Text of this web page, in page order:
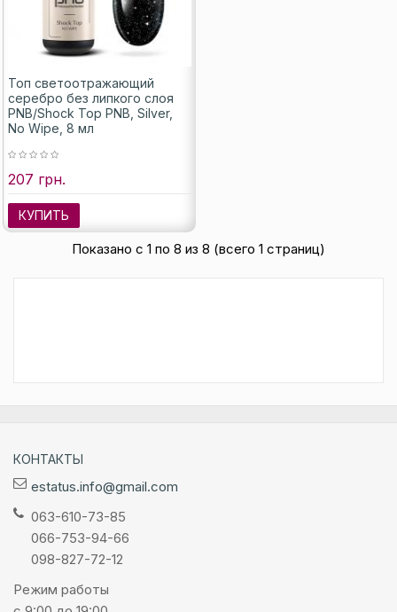
Топ светоотражающий
серебро без липкого слоя
PNB/Shock Top PNB, Silver,
No Wipe, 8 мл
207 грн.
КУПИТЬ
Показано с 1 по 8 из 8 (всего 1 страниц)
КОНТАКТЫ
estatus.info@gmail.com
063-610-73-85
066-753-94-66
098-827-72-12
Режим работы